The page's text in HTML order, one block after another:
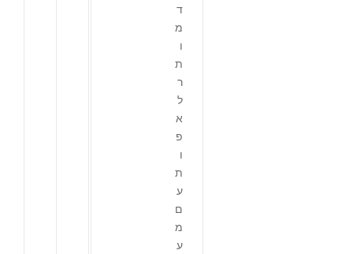
ד
מ
ו
ת
ר
ל
א
פ
ו
ת
ע
ם
מ
ע